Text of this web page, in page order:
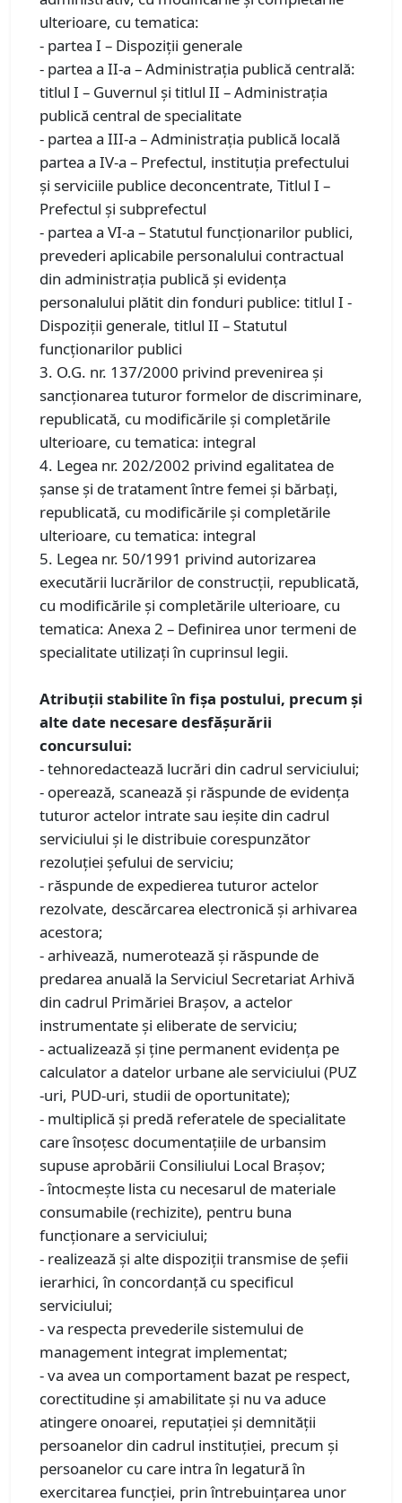
ulterioare, cu tematica:
- partea I – Dispoziții generale
- partea a II-a – Administrația publică centrală:
titlul I – Guvernul și titlul II – Administrația
publică central de specialitate
- partea a III-a – Administrația publică locală
partea a IV-a – Prefectul, instituția prefectului
și serviciile publice deconcentrate, Titlul I –
Prefectul și subprefectul
- partea a VI-a – Statutul funcționarilor publici,
prevederi aplicabile personalului contractual
din administrația publică și evidența
personalului plătit din fonduri publice: titlul I -
Dispoziții generale, titlul II – Statutul
funcționarilor publici
3. O.G. nr. 137/2000 privind prevenirea și
sancționarea tuturor formelor de discriminare,
republicată, cu modificările și completările
ulterioare, cu tematica: integral
4. Legea nr. 202/2002 privind egalitatea de
șanse și de tratament între femei și bărbați,
republicată, cu modificările și completările
ulterioare, cu tematica: integral
5. Legea nr. 50/1991 privind autorizarea
executării lucrărilor de construcţii, republicată,
cu modificările și completările ulterioare, cu
tematica: Anexa 2 – Definirea unor termeni de
specialitate utilizați în cuprinsul legii.
Atribuții stabilite în fișa postului, precum și
alte date necesare desfășurării
concursului:
- tehnoredactează lucrări din cadrul serviciului;
- operează, scanează şi răspunde de evidenţa
tuturor actelor intrate sau ieşite din cadrul
serviciului şi le distribuie corespunzător
rezoluţiei şefului de serviciu;
- răspunde de expedierea tuturor actelor
rezolvate, descărcarea electronică şi arhivarea
acestora;
- arhivează, numerotează şi răspunde de
predarea anuală la Serviciul Secretariat Arhivă
din cadrul Primăriei Braşov, a actelor
instrumentate şi eliberate de serviciu;
- actualizează şi ţine permanent evidenţa pe
calculator a datelor urbane ale serviciului (PUZ
-uri, PUD-uri, studii de oportunitate);
- multiplică şi predă referatele de specialitate
care însoţesc documentaţiile de urbansim
supuse aprobării Consiliului Local Braşov;
- întocmeşte lista cu necesarul de materiale
consumabile (rechizite), pentru buna
funcţionare a serviciului;
- realizează şi alte dispoziţii transmise de şefii
ierarhici, în concordanţă cu specificul
serviciului;
- va respecta prevederile sistemului de
management integrat implementat;
- va avea un comportament bazat pe respect,
corectitudine şi amabilitate şi nu va aduce
atingere onoarei, reputaţiei şi demnităţii
persoanelor din cadrul instituţiei, precum şi
persoanelor cu care intra în legatură în
exercitarea funcţiei, prin întrebuinţarea unor